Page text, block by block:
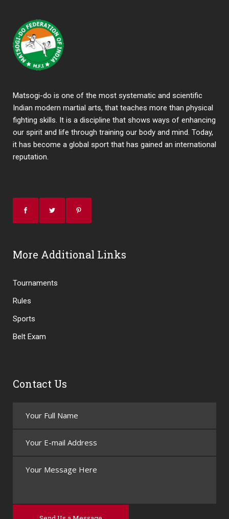
Matsogi-do is one of the most systematic and scientific
Indian modern martial arts, that teaches more than physical
fighting skills. It is a discipline that shows ways of enhancing
our spirit and life through training our body and mind. Today,
it has become a global sport that has gained an international
reputation.
More Additional Links
Tournaments
Rules
Sports
Belt Exam
Contact Us